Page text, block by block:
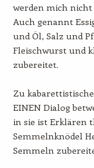
werden mich
Auch genannt
und Öl, Salz und
Fleischwurst und
zubereitet.
Zu
EINEN Dialog
in sie ist Erklären
Semmelnknödel
Semmeln